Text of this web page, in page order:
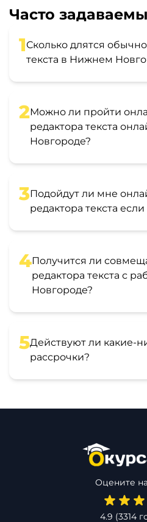
Часто
1Сколько длятся
текста в Нижнем
2Можно ли пройти
редактора текста
Новгороде?
3Подойдут ли мне
редактора текста
4Получится ли
редактора текста с
Новгороде?
5Действуют ли какие-
рассрочки?
Оцените
4.9 (3314